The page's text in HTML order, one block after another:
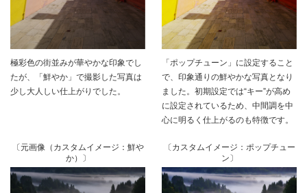
極彩色の街並みが華やかな印象でし
たが、「鮮やか」で撮影した写真は
少し大人しい仕上がりでした。
「ポップチューン」に設定すること
で、印象通りの鮮やかな写真となり
ました。初期設定では“キー”が高め
に設定されているため、中間調を中
心に明るく仕上がるのも特徴です。
〔元画像（カスタムイメージ：鮮や
か）〕
〔カスタムイメージ：ポップチュー
ン〕